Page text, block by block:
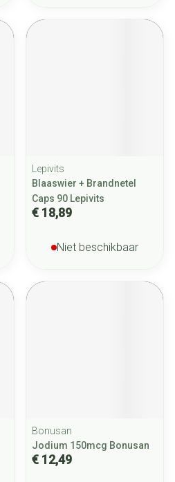
Lepivits
Blaaswier + Brandnetel
Caps 90 Lepivits
€ 18,89
Niet beschikbaar
Bonusan
Jodium 150mcg Bonusan
€ 12,49